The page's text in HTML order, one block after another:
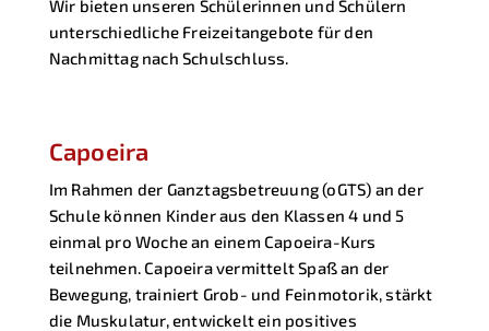
Wir bieten unseren Schülerinnen und Schülern
unterschiedliche Freizeitangebote für den
Nachmittag nach Schulschluss.
Capoeira
Im Rahmen der Ganztagsbetreuung (oGTS) an der
Schule können Kinder aus den Klassen 4 und 5
einmal pro Woche an einem Capoeira-Kurs
teilnehmen. Capoeira vermittelt Spaß an der
Bewegung, trainiert Grob- und Feinmotorik, stärkt
die Muskulatur, entwickelt ein positives